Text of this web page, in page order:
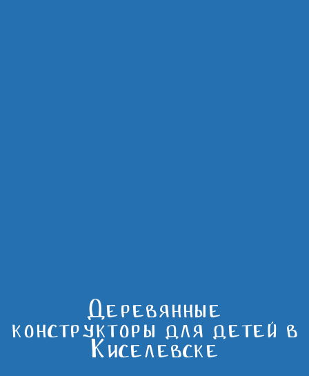
Деревянные
конструкторы для детей в
Киселевске